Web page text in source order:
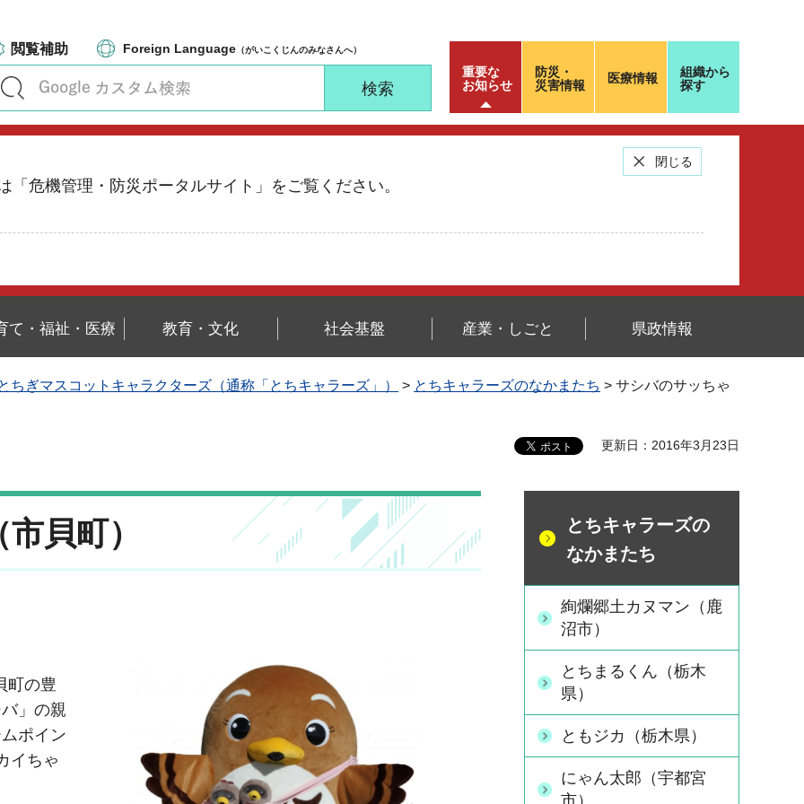
閲覧補助 Foreign Language （がいこくじんのみなさんへ）
重要な
お知らせ
危機管理・防災ポータルサイト」をご覧ください。
閉じる
防災・
災害情報
医療情報
組織から
探す
て・福祉・医療 教育・文化 社会基盤 産業・しごと 県政情報
ちぎマスコットキャラクターズ（通称「とちキャラーズ」） > とちキャラーズのなかまたち > サシバのサッちゃ
更新日：2016年3月23日
貝町）
町の豊
」の親
ポイン
イちゃ
とちキャラーズの
なかまたち
絢爛郷土カヌマン（鹿
沼市）
とちまるくん（栃木
県）
ともジカ（栃木県）
にゃん太郎（宇都宮
市）